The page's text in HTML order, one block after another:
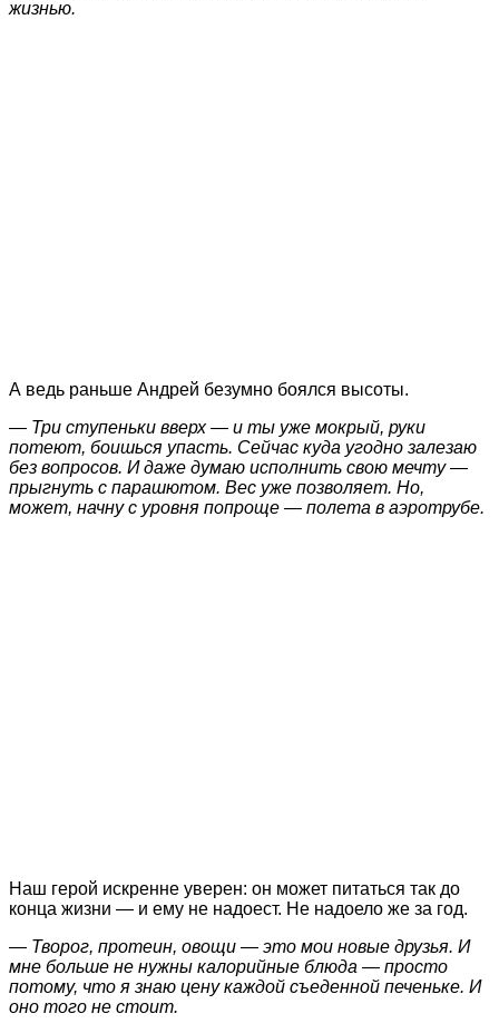
жизнью.
А ведь раньше Андрей безумно боялся высоты.
— Три ступеньки вверх — и ты уже мокрый, руки
потеют, боишься упасть. Сейчас куда угодно залезаю
без вопросов. И даже думаю исполнить свою мечту —
прыгнуть с парашютом. Вес уже позволяет. Но,
может, начну с уровня попроще — полета в аэротрубе.
Наш герой искренне уверен: он может питаться так до
конца жизни — и ему не надоест. Не надоело же за год.
— Творог, протеин, овощи — это мои новые друзья. И
мне больше не нужны калорийные блюда — просто
потому, что я знаю цену каждой съеденной печеньке. И
оно того не стоит.